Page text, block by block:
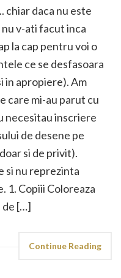
chiar daca nu este
v-ati facut inca
la cap pentru voi o
ce se desfasoara
in apropiere). Am
care mi-au parut cu
necesitau inscriere
de desene pe
si de privit).
si nu reprezinta
1. Copiii Coloreaza
de […]
Continue Reading